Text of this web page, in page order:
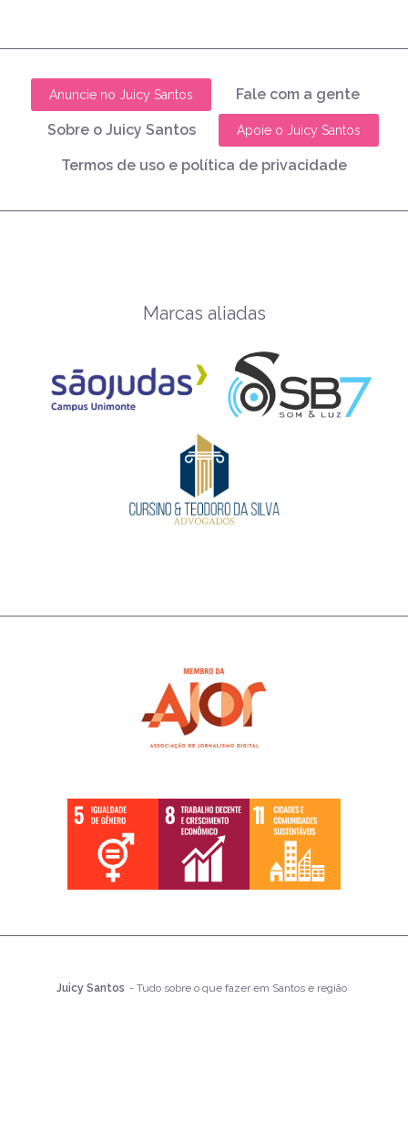
Anuncie no Juicy Santos Fale com a gente
Sobre o Juicy Santos Apoie o Juicy Santos
Termos de uso e política de privacidade
Marcas aliadas
Juicy Santos - Tudo sobre o que fazer em Santos e região